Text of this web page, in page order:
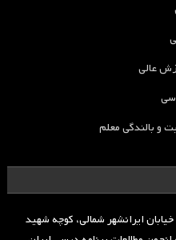
عالی
و بالندگی معلم
ایرانشهر شمالی، کوچه شهید